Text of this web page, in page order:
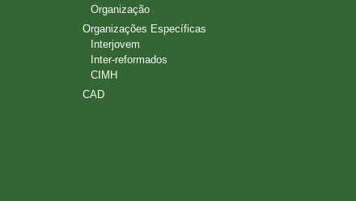
Organização
Organizações Específicas
Interjovem
Inter-reformados
CIMH
CAD